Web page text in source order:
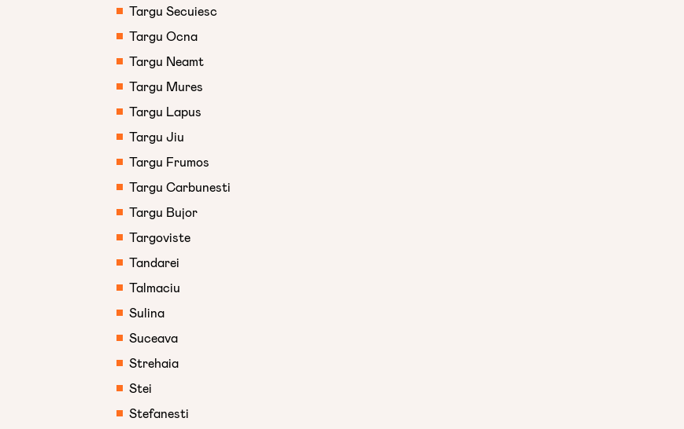
Targu Secuiesc
Targu Ocna
Targu Neamt
Targu Mures
Targu Lapus
Targu Jiu
Targu Frumos
Targu Carbunesti
Targu Bujor
Targoviste
Tandarei
Talmaciu
Sulina
Suceava
Strehaia
Stei
Stefanesti